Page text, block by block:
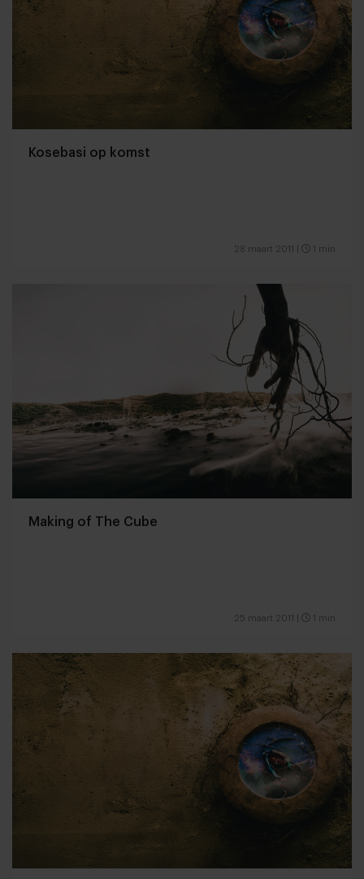
Kosebasi op komst
28 maart 2011 1 min
Making of The Cube
25 maart 2011 1 min